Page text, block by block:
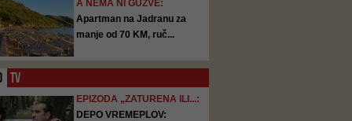
A NEMA NI GUŽVE:
Apartman na Jadranu za
manje od 70 KM, ruč...
TV
EPIZODA „ZATURENA ILI...:
DEPO VREMEPLOV: